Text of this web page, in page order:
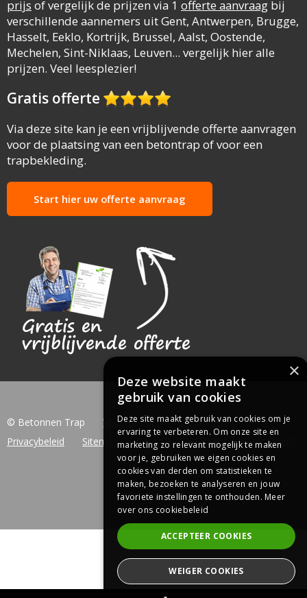
prijs of vergelijk de prijzen via 1 offerte aanvraag bij
verschillende aannemers uit Gent, Antwerpen, Brugge,
Hasselt, Eeklo, Kortrijk, Brussel, Aalst, Oostende,
Mechelen, Sint-Niklaas, Leuven... vergelijk hier alle
prijzen. Veel leesplezier!
Gratis offerte
Via deze site kan je een vrijblijvende offerte aanvragen
voor de plaatsing van een betontrap of voor een
trapbekleding.
Start hier uw offerte aanvraag
© Betonnen Trap Voorwaarden
Cookiebeleid
Privacybeleid
Sitemap Contact U plaatst betontrappen?
×
Deze website maakt
gebruik van cookies
Deze site maakt gebruik van cookies om je
ervaring te verbeteren. Om onze site en
marketing zo relevant mogelijk te maken
voor je, gebruiken we eigen cookies en
cookies van derden om statistieken te
maken, bezoeken te analyseren en jouw
favoriete instellingen te onthouden. Meer
over ons cookiebeleid
ACCEPTEER COOKIES
WEIGER COOKIES